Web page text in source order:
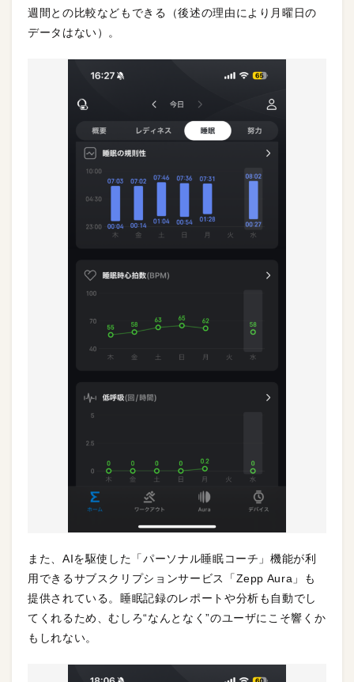
週間との比較などもできる（後述の理由により月曜日の
データはない）。
また、AIを駆使した「パーソナル睡眠コーチ」機能が利
用できるサブスクリプションサービス「Zepp Aura」も
提供されている。睡眠記録のレポートや分析も自動でし
てくれるため、むしろ“なんとなく”のユーザにこそ響くか
もしれない。